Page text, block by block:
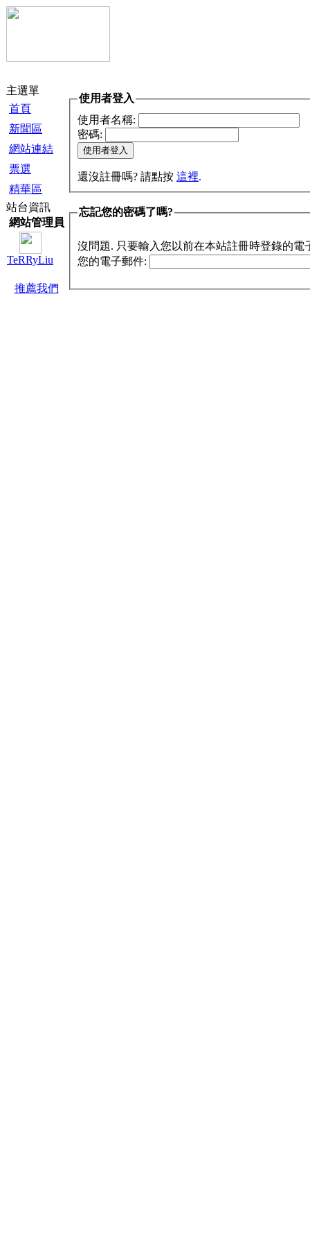
主選單
首頁
新聞區
網站連結
票選
精華區
站台資訊
網站管理員
TeRRyLiu
推薦我們
使用者登入
使用者名稱:
密碼:
還沒註冊嗎? 請點按 這裡.
忘記您的密碼了嗎?
沒問題. 只要輸入您以前在本站註冊時登錄的電
您的電子郵件: